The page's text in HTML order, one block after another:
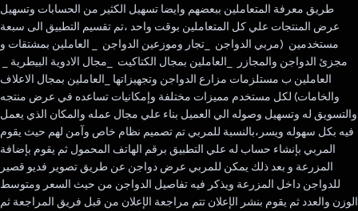
طريق معرفة المتعاملين ببعضهم وايضا تسهيل الكثير من الحسابات وتسهيل
عرض المنتجات علي كل المتعاملين بوقت واحد ،تم تقسيم التطبيق الى سبعة
مستخدمين (مربي الدواجن _تجار وموزعين الدواجن _ العاملين بمشتقات و
مجزئ الدواجن والمجازر _العاملين بمجال الكتاكيت _مجال الادوية البيطرية _
العاملين ب مستلزمات مزارع الدواجن وتجهيزاتها _العاملين بمجال الاعلاف
والخامات) لكل مستخدم مميزات مختلفة وإمكانيات تساعده في عرض منتجه
والتسويق له وتسهيل وصوله الي العميل بناء علي مجال عمله والمكان الذي يعمل
فيه بكل سهوله ويسر،بالنسبة للمربي تم تصميم نظام خاص وآمن لهم حيث يقوم
المربي بإنشاء حساب له علي التطبيق برقم الهاتف المحمول ثم يقوم بإضافة
المزرعة و بعد ذلك يمكن للمربي عرض دواجن عن طريق تصوير فديو قصير
للدواجن داخل المزرعة ويذكر فيه تفاصيل الدواجن من حيث السعر ومتوسط
الوزن والعدد ثم يقوم بنشر الإعلان تتم مراجعة الإعلان من قبل فريق المراجعة ثم